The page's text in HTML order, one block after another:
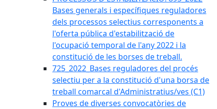
Bases generals i específiques reguladores
dels processos selectius corresponents a
l'oferta pública d'estabilització de
l'ocupació temporal de l'any 2022 i la
constitució de les borses de treball.
725_2022_Bases reguladores del procés
selectiu per a la constitució d'una borsa de
treball comarcal d'Administratius/ves (C1)
Proves de diverses convocatòries de